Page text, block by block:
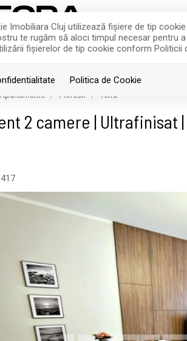
Imobiliara Cluj utilizează fişiere de tip
te rugăm să aloci timpul necesar pentru
fişierelor de tip cookie conform Politicii
Politica de Cookie
Apartamente Floresti Terra
2 camere | Ultrafinisat
417